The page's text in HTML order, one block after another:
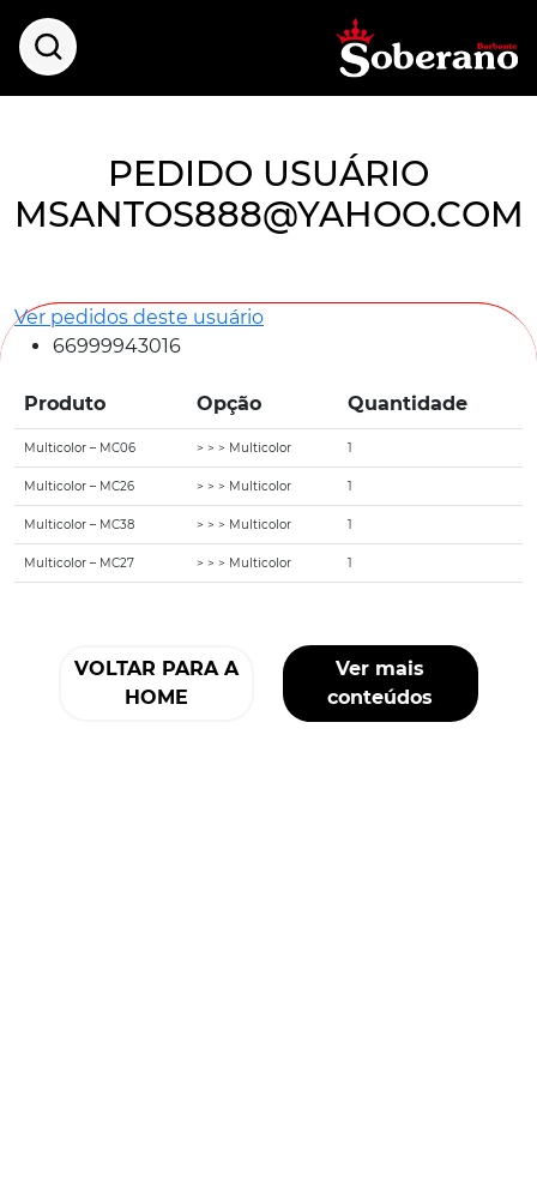
PEDIDO USUÁRIO
MSANTOS888@YAHOO.COM
Ver pedidos deste usuário
66999943016
Produto Opção Quantidade
Multicolor – MC06 > > > Multicolor 1
Multicolor – MC26 > > > Multicolor 1
Multicolor – MC38 > > > Multicolor 1
Multicolor – MC27 > > > Multicolor 1
VOLTAR PARA A
HOME
Ver mais
conteúdos